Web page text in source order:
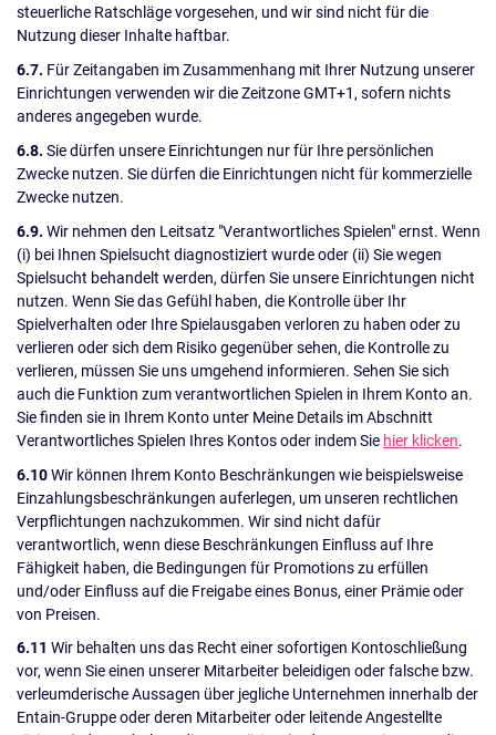
steuerliche Ratschläge vorgesehen, und wir sind nicht für die
Nutzung dieser Inhalte haftbar.
6.7. Für Zeitangaben im Zusammenhang mit Ihrer Nutzung unserer
Einrichtungen verwenden wir die Zeitzone GMT+1, sofern nichts
anderes angegeben wurde.
6.8. Sie dürfen unsere Einrichtungen nur für Ihre persönlichen
Zwecke nutzen. Sie dürfen die Einrichtungen nicht für kommerzielle
Zwecke nutzen.
6.9. Wir nehmen den Leitsatz "Verantwortliches Spielen" ernst. Wenn
(i) bei Ihnen Spielsucht diagnostiziert wurde oder (ii) Sie wegen
Spielsucht behandelt werden, dürfen Sie unsere Einrichtungen nicht
nutzen. Wenn Sie das Gefühl haben, die Kontrolle über Ihr
Spielverhalten oder Ihre Spielausgaben verloren zu haben oder zu
verlieren oder sich dem Risiko gegenüber sehen, die Kontrolle zu
verlieren, müssen Sie uns umgehend informieren. Sehen Sie sich
auch die Funktion zum verantwortlichen Spielen in Ihrem Konto an.
Sie finden sie in Ihrem Konto unter Meine Details im Abschnitt
Verantwortliches Spielen Ihres Kontos oder indem Sie hier klicken.
6.10Wir können Ihrem Konto Beschränkungen wie beispielsweise
Einzahlungsbeschränkungen auferlegen, um unseren rechtlichen
Verpflichtungen nachzukommen. Wir sind nicht dafür
verantwortlich, wenn diese Beschränkungen Einfluss auf Ihre
Fähigkeit haben, die Bedingungen für Promotions zu erfüllen
und/oder Einfluss auf die Freigabe eines Bonus, einer Prämie oder
von Preisen.
6.11 Wir behalten uns das Recht einer sofortigen Kontoschließung
vor, wenn Sie einen unserer Mitarbeiter beleidigen oder falsche bzw.
verleumderische Aussagen über jegliche Unternehmen innerhalb der
Entain-Gruppe oder deren Mitarbeiter oder leitende Angestellte